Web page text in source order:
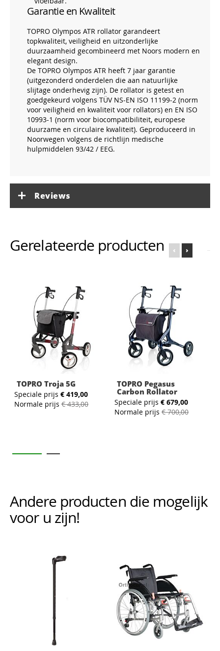
Garantie en Kwaliteit
TOPRO Olympos ATR rollator garandeert
topkwaliteit, veiligheid en uitzonderlijke
duurzaamheid gecombineerd met Noors modern en
elegant design.
De TOPRO Olympos ATR heeft 7 jaar garantie
(uitgezonderd onderdelen die aan natuurlijke
slijtage onderhevig zijn). De rollator is getest en
goedgekeurd volgens TÜV NS-EN ISO 11199-2 (norm
voor veiligheid en kwaliteit voor rollators) en EN ISO
10993-1 (norm voor biocompatibiliteit, europese
duurzame en circulaire kwaliteit). Geproduceerd in
Noorwegen volgens de richtlijn medische
hulpmiddelen 93/42 / EEG.
Reviews
Gerelateerde producten ‹ ›
TOPRO Troja 5G
Speciale prijs € 419,00
Normale prijs € 433,00
TOPRO Pegasus
Carbon Rollator
Speciale prijs € 679,00
Normale prijs € 700,00
Andere producten die mogelijk
voor u zijn!